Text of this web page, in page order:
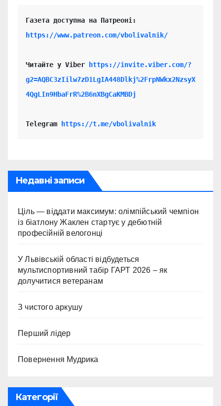
https://www.patreon.com/vbolivalnik/
Читайте у Viber
https://invite.viber.com/?
g2=AQBC3zIilw7zD1LgIA448Dlkj%2FrpNWkx2NzsyX
4QgLIn9HbaFrR%2B6nXBgCaKMBDj
Telegram https://t.me/vbolivalnik
Недавні записи
Ціль — віддати максимум: олімпійський чемпіон
із біатлону Жаклен стартує у дебютній
професійній велогонці
У Львівській області відбудеться
мультиспортивний табір ГАРТ 2026 – як
долучитися ветеранам
З чистого аркушу
Перший лідер
Повернення Мудрика
Категорії